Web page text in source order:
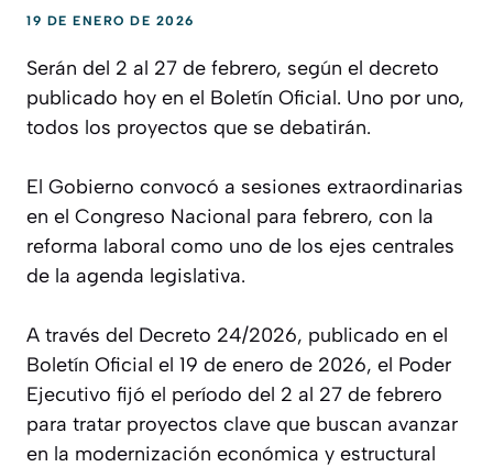
19 DE ENERO DE 2026
Serán del 2 al 27 de febrero, según el decreto
publicado hoy en el Boletín Oficial. Uno por uno,
todos los proyectos que se debatirán.
El Gobierno convocó a sesiones extraordinarias
en el Congreso Nacional para febrero, con la
reforma laboral como uno de los ejes centrales
de la agenda legislativa.
A través del Decreto 24/2026, publicado en el
Boletín Oficial el 19 de enero de 2026, el Poder
Ejecutivo fijó el período del 2 al 27 de febrero
para tratar proyectos clave que buscan avanzar
en la modernización económica y estructural